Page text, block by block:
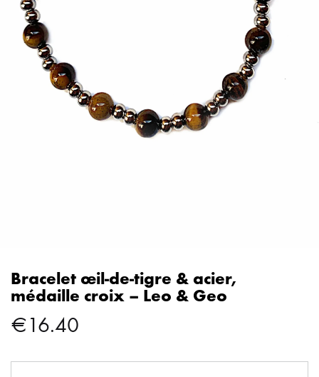
Bracelet œil‑de‑tigre & acier,
médaille croix – Leo & Geo
€16.40